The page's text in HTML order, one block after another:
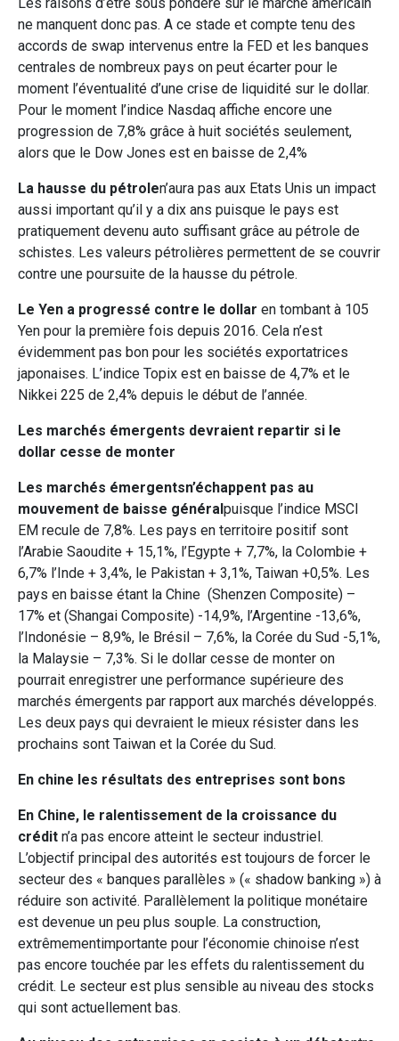
ne manquent donc pas. A ce stade et compte tenu des
accords de swap intervenus entre la FED et les banques
centrales de nombreux pays on peut écarter pour le
moment l’éventualité d’une crise de liquidité sur le dollar.
Pour le moment l’indice Nasdaq affiche encore une
progression de 7,8% grâce à huit sociétés seulement,
alors que le Dow Jones est en baisse de 2,4%
La hausse du pétrolen’aura pas aux Etats Unis un impact
aussi important qu’il y a dix ans puisque le pays est
pratiquement devenu auto suffisant grâce au pétrole de
schistes. Les valeurs pétrolières permettent de se couvrir
contre une poursuite de la hausse du pétrole.
Le Yen a progressé contre le dollar en tombant à 105
Yen pour la première fois depuis 2016. Cela n’est
évidemment pas bon pour les sociétés exportatrices
japonaises. L’indice Topix est en baisse de 4,7% et le
Nikkei 225 de 2,4% depuis le début de l’année.
Les marchés émergents devraient repartir si le
dollar cesse de monter
Les marchés émergentsn’échappent pas au
mouvement de baisse généralpuisque l’indice MSCI
EM recule de 7,8%. Les pays en territoire positif sont
l’Arabie Saoudite + 15,1%, l’Egypte + 7,7%, la Colombie +
6,7% l’Inde + 3,4%, le Pakistan + 3,1%, Taiwan +0,5%. Les
pays en baisse étant la Chine (Shenzen Composite) –
17% et (Shangai Composite) -14,9%, l’Argentine -13,6%,
l’Indonésie – 8,9%, le Brésil – 7,6%, la Corée du Sud -5,1%,
la Malaysie – 7,3%. Si le dollar cesse de monter on
pourrait enregistrer une performance supérieure des
marchés émergents par rapport aux marchés développés.
Les deux pays qui devraient le mieux résister dans les
prochains sont Taiwan et la Corée du Sud.
En chine les résultats des entreprises sont bons
En Chine, le ralentissement de la croissance du
crédit n’a pas encore atteint le secteur industriel.
L’objectif principal des autorités est toujours de forcer le
secteur des « banques parallèles » (« shadow banking ») à
réduire son activité. Parallèlement la politique monétaire
est devenue un peu plus souple. La construction,
extrêmementimportante pour l’économie chinoise n’est
pas encore touchée par les effets du ralentissement du
crédit. Le secteur est plus sensible au niveau des stocks
qui sont actuellement bas.